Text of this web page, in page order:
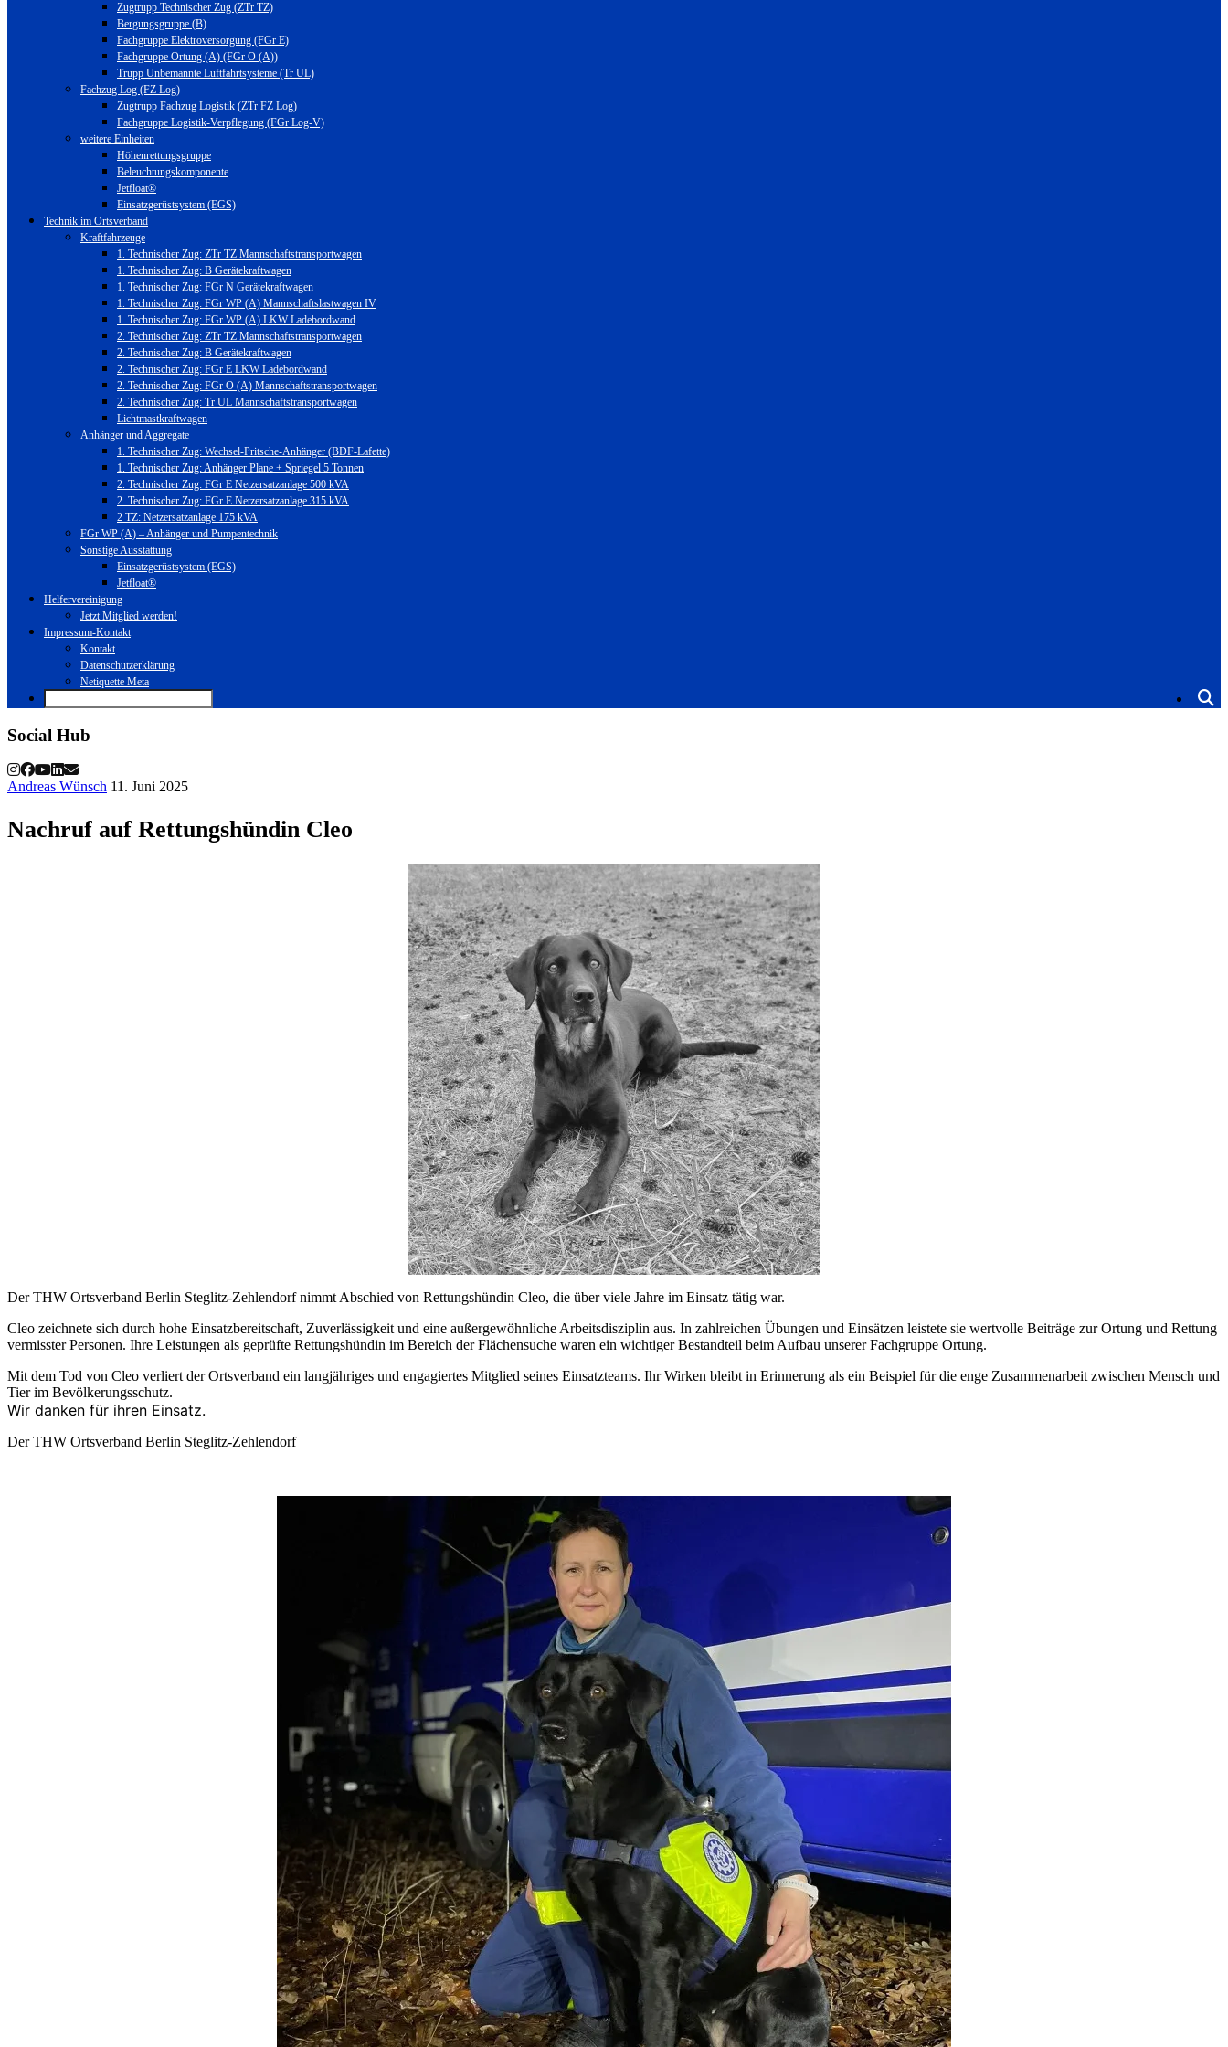
Zugtrupp Technischer Zug (ZTr TZ)
Bergungsgruppe (B)
Fachgruppe Elektroversorgung (FGr E)
Fachgruppe Ortung (A) (FGr O (A))
Trupp Unbemannte Luftfahrtsysteme (Tr UL)
Fachzug Log (FZ Log)
Zugtrupp Fachzug Logistik (ZTr FZ Log)
Fachgruppe Logistik-Verpflegung (FGr Log-V)
weitere Einheiten
Höhenrettungsgruppe
Beleuchtungskomponente
Jetfloat®
Einsatzgerüstsystem (EGS)
Technik im Ortsverband
Kraftfahrzeuge
1. Technischer Zug: ZTr TZ Mannschaftstransportwagen
1. Technischer Zug: B Gerätekraftwagen
1. Technischer Zug: FGr N Gerätekraftwagen
1. Technischer Zug: FGr WP (A) Mannschaftslastwagen IV
1. Technischer Zug: FGr WP (A) LKW Ladebordwand
2. Technischer Zug: ZTr TZ Mannschaftstransportwagen
2. Technischer Zug: B Gerätekraftwagen
2. Technischer Zug: FGr E LKW Ladebordwand
2. Technischer Zug: FGr O (A) Mannschaftstransportwagen
2. Technischer Zug: Tr UL Mannschaftstransportwagen
Lichtmastkraftwagen
Anhänger und Aggregate
1. Technischer Zug: Wechsel-Pritsche-Anhänger (BDF-Lafette)
1. Technischer Zug: Anhänger Plane + Spriegel 5 Tonnen
2. Technischer Zug: FGr E Netzersatzanlage 500 kVA
2. Technischer Zug: FGr E Netzersatzanlage 315 kVA
2 TZ: Netzersatzanlage 175 kVA
FGr WP (A) – Anhänger und Pumpentechnik
Sonstige Ausstattung
Einsatzgerüstsystem (EGS)
Jetfloat®
Helfervereinigung
Jetzt Mitglied werden!
Impressum-Kontakt
Kontakt
Datenschutzerklärung
Netiquette Meta
Social Hub
Andreas Wünsch 11. Juni 2025
Nachruf auf Rettungshündin Cleo
Der THW Ortsverband Berlin Steglitz-Zehlendorf nimmt Abschied von Rettungshündin Cleo, die über viele Jahre im Einsatz tätig war.
Cleo zeichnete sich durch hohe Einsatzbereitschaft, Zuverlässigkeit und eine außergewöhnliche Arbeitsdisziplin aus. In zahlreichen Übungen und Einsätzen leistete sie wertvolle Beiträge zur Ortung und Rettung
vermisster Personen. Ihre Leistungen als geprüfte Rettungshündin im Bereich der Flächensuche waren ein wichtiger Bestandteil beim Aufbau unserer Fachgruppe Ortung.
Mit dem Tod von Cleo verliert der Ortsverband ein langjähriges und engagiertes Mitglied seines Einsatzteams. Ihr Wirken bleibt in Erinnerung als ein Beispiel für die enge Zusammenarbeit zwischen Mensch und
Tier im Bevölkerungsschutz.
Wir danken für ihren Einsatz.
Der THW Ortsverband Berlin Steglitz-Zehlendorf